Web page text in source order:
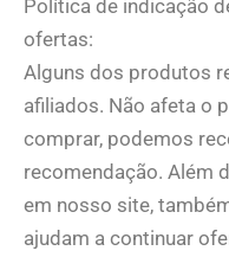
Política de indicação
ofertas:
Alguns dos produtos
afiliados. Não afeta o
comprar, podemos
recomendação. Além
em nosso site,
ajudam a continuar